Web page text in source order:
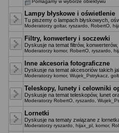
Pomagamy w wyborze obiektywu
Lampy błyskowe i oświetlenie
Tu piszemy o lampach błyskowych,
Moderatorzy goltar, ryszardo RobertO
Filtry, konwertery i soczewki
Dyskusje na temat filtrów,
Moderatorzy komor, RobertO ryszardo
Inne akcesoria fotograficzne
Dyskusje na temat akcesoriów takich
Moderatorzy komor, Wujek_Pstrykacz
Teleskopy, lunety i celowniki
Dyskusje na temat teleskopów, lunet
Moderatorzy RobertO ryszardo
Lornetki
Dyskusje na tematy związane z
Moderatorzy ryszardo hijax_pl komor,